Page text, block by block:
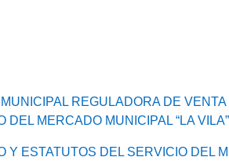
REGULADORA DE
DEL MERCADO MUNICIPAL “LA VILA”
Y ESTATUTOS DEL SERVICIO DEL